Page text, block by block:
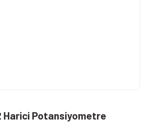
Harici Potansiyometre